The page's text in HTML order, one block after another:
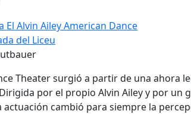
Theater surgió a partir de una ahora
por el propio Alvin Ailey y por
cambió para siempre la